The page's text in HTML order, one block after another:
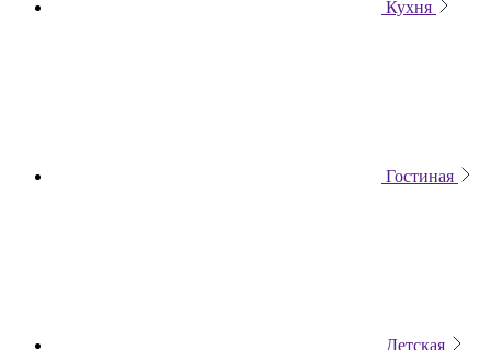
Кухня
Гостиная
Детская